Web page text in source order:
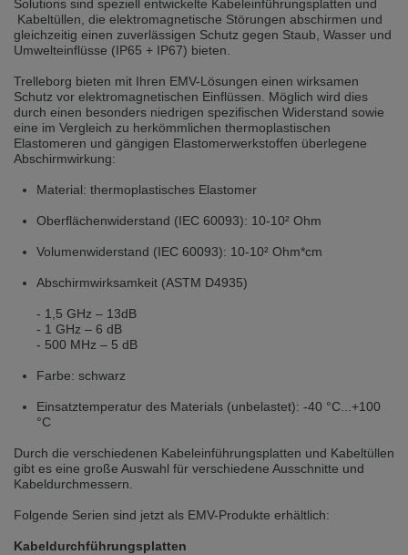
selected one. This website is also available in German. Would you like to
switch to the German version?
Switch to German version Stay on this version
Wir haben erkannt, dass ihr Browser eine andere Sprache als die derzeit
angezeigte bevorzugt. Diese Webseite ist auch auf Deutsch verfügbar.
Möchten Sie zur Deutschen Version wechseln?
Zur deutschen Version wechseln Auf dieser Version bleiben
We have detected, that your browser prefers another language than the
switch to the Czech version?
Switch to Czech version Stay on this version
Zdá se, že Váš prohlížeč je v jiném jazyce, než jaký je momentálně používán.
Přepnout na českou verzi
Váš prohlížeč se zdá být v jiném jazyce, než je právě používaný jazyk. Tato
Přepněte na německou verzi
Wir haben erkannt, dass ihr Browser eine andere Sprache als die derzeit
angezeigte bevorzugt. Diese Webseite ist auch auf Deutsch verfügbar.
Möchten Sie zur Deutschen Version wechseln?
Zur deutschen Version wechseln Auf dieser Version bleiben
Solutions sind speziell entwickelte Kabeleinführungsplatten und
Kabeltüllen, die elektromagnetische Störungen abschirmen und
gleichzeitig einen zuverlässigen Schutz gegen Staub, Wasser und
Umwelteinflüsse (IP65 + IP67) bieten.
Trelleborg bieten mit Ihren EMV-Lösungen einen wirksamen
Schutz vor elektromagnetischen Einflüssen. Möglich wird dies
durch einen besonders niedrigen spezifischen Widerstand sowie
eine im Vergleich zu herkömmlichen thermoplastischen
Elastomeren und gängigen Elastomerwerkstoffen überlegene
Abschirmwirkung:
Material: thermoplastisches Elastomer
Oberflächenwiderstand (IEC 60093): 10-10² Ohm
Volumenwiderstand (IEC 60093): 10-10² Ohm*cm
Abschirmwirksamkeit (ASTM D4935)
- 1,5 GHz – 13dB
- 1 GHz – 6 dB
- 500 MHz – 5 dB
Farbe: schwarz
Einsatztemperatur des Materials (unbelastet): -40 °C...+100
°C
Durch die verschiedenen Kabeleinführungsplatten und Kabeltüllen
gibt es eine große Auswahl für verschiedene Ausschnitte und
Kabeldurchmessern.
Folgende Serien sind jetzt als EMV-Produkte erhältlich:
Kabeldurchführungsplatten